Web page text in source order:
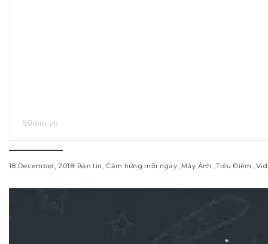
50mm.vn
18 December, 2018 Bản tin Cảm hứng mỗi ngày Máy Ảnh Tiêu Điểm